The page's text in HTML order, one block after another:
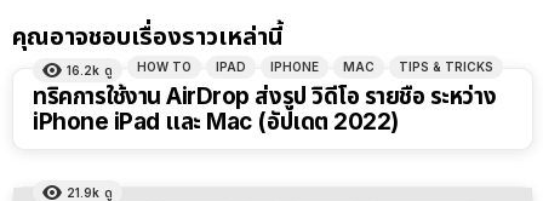
คุณอาจชอบเรื่องราวเหล่านี้
16.2k ดู HOW TO IPAD IPHONE MAC TIPS & TRICKS
ทริคการใช้งาน AirDrop ส่งรูป วิดีโอ รายชื่อ ระหว่าง
iPhone iPad และ Mac (อัปเดต 2022)
21.9k ดู